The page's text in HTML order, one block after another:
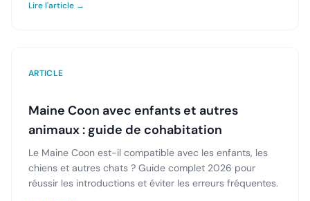
Lire l'article →
ARTICLE
Maine Coon avec enfants et autres
animaux : guide de cohabitation
Le Maine Coon est-il compatible avec les enfants, les
chiens et autres chats ? Guide complet 2026 pour
réussir les introductions et éviter les erreurs fréquentes.